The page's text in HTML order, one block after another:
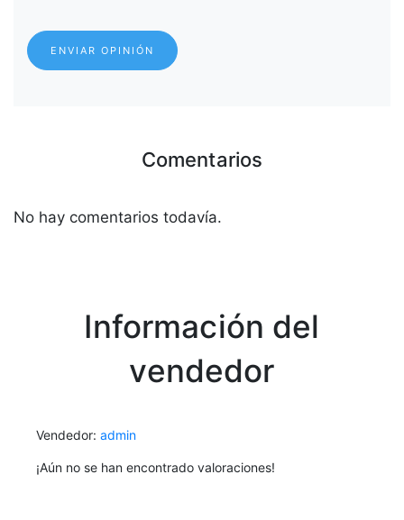
ENVIAR OPINIÓN
Comentarios
No hay comentarios todavía.
Información del
vendedor
Vendedor: admin
¡Aún no se han encontrado valoraciones!